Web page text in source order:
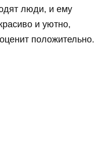
люди, и ему
и уютно,
положительно.